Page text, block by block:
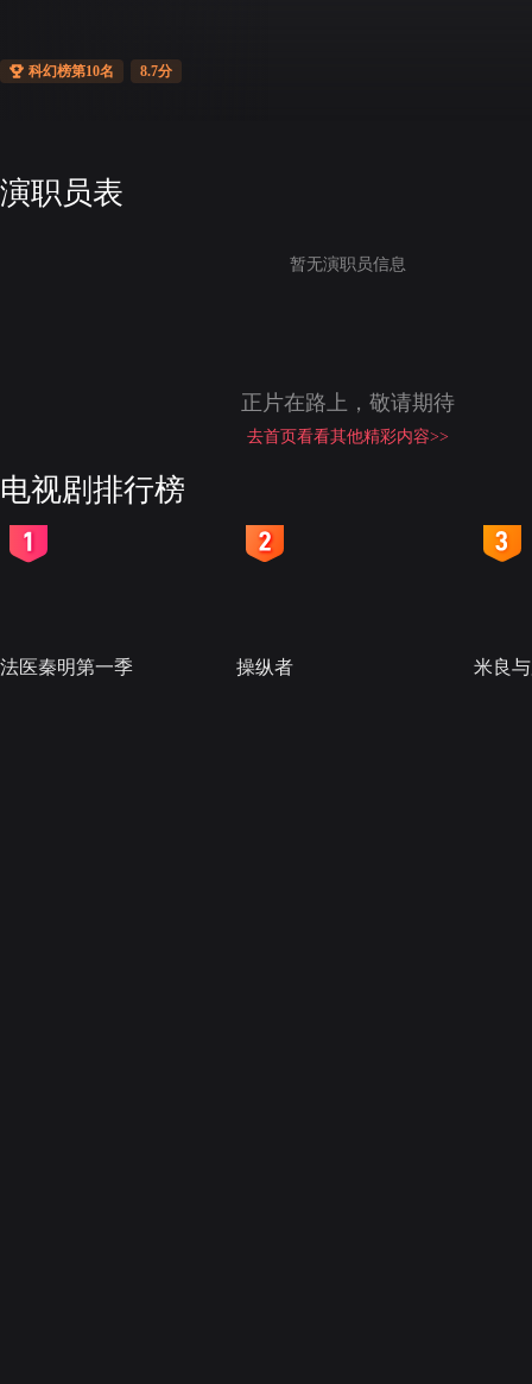
科幻榜第10名 8.7分
演职员表
暂无演职员信息
正片在路上，敬请期待
去首页看看其他精彩内容>>
电视剧排行榜
法医秦明第一季 操纵者 米良